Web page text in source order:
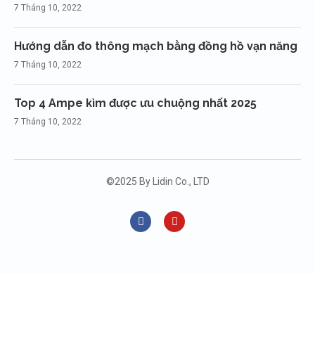
7 Tháng 10, 2022
Hướng dẫn đo thông mạch bằng đồng hồ vạn năng
7 Tháng 10, 2022
Top 4 Ampe kìm được ưu chuộng nhất 2025
7 Tháng 10, 2022
©2025 By Lidin Co., LTD